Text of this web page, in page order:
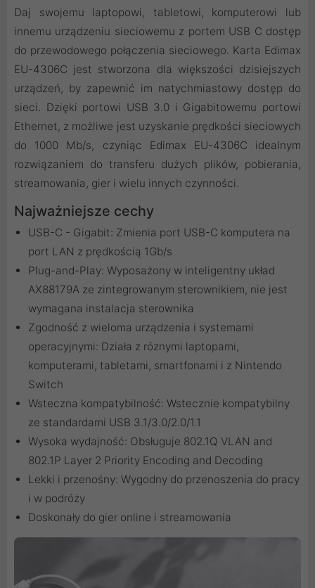
Daj swojemu laptopowi, tabletowi, komputerowi lub
innemu urządzeniu sieciowemu z portem USB C dostęp
do przewodowego połączenia sieciowego. Karta Edimax
EU-4306C jest stworzona dla większości dzisiejszych
urządzeń, by zapewnić im natychmiastowy dostęp do
sieci. Dzięki portowi USB 3.0 i Gigabitowemu portowi
Ethernet, z możliwe jest uzyskanie prędkości sieciowych
do 1000 Mb/s, czyniąc Edimax EU-4306C idealnym
rozwiązaniem do transferu dużych plików, pobierania,
streamowania, gier i wielu innych czynności.
Najważniejsze cechy
USB-C - Gigabit: Zmienia port USB-C komputera na
port LAN z prędkością 1Gb/s
Plug-and-Play: Wyposażony w inteligentny układ
AX88179A ze zintegrowanym sterownikiem, nie jest
wymagana instalacja sterownika
Zgodność z wieloma urządzenia i systemami
operacyjnymi: Działa z róznymi laptopami,
komputerami, tabletami, smartfonami i z Nintendo
Switch
Wsteczna kompatybilność: Wstecznie kompatybilny
ze standardami USB 3.1/3.0/2.0/1.1
Wysoka wydajność: Obsługuje 802.1Q VLAN and
802.1P Layer 2 Priority Encoding and Decoding
Lekki i przenośny: Wygodny do przenoszenia do pracy
i w podróży
Doskonały do gier online i streamowania